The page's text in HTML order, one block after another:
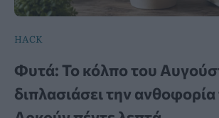
HACK
Φυτά: Το κόλπο του
διπλασιάσει την ανθοφορία